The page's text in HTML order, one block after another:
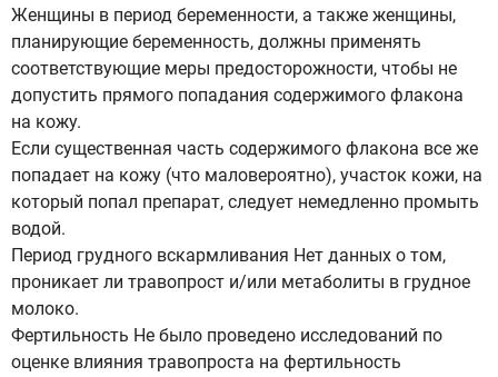
Женщины в период беременности, а также женщины,
планирующие беременность, должны применять
соответствующие меры предосторожности, чтобы не
допустить прямого попадания содержимого флакона
на кожу.
Если существенная часть содержимого флакона все же
попадает на кожу (что маловероятно), участок кожи, на
который попал препарат, следует немедленно промыть
водой.
Период грудного вскармливания Нет данных о том,
проникает ли травопрост и/или метаболиты в грудное
молоко.
Фертильность Не было проведено исследований по
оценке влияния травопроста на фертильность